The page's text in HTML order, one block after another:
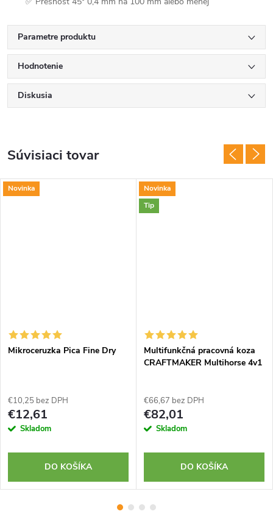
Parametre produktu
Hodnotenie
Diskusia
Súvisiaci tovar
Novinka
Mikroceruzka Pica Fine Dry
€10,25 bez DPH
€12,61
Skladom
DO KOŠÍKA
Novinka
Tip
Multifunkčná pracovná koza
CRAFTMAKER Multihorse 4v1
€66,67 bez DPH
€82,01
Skladom
DO KOŠÍKA